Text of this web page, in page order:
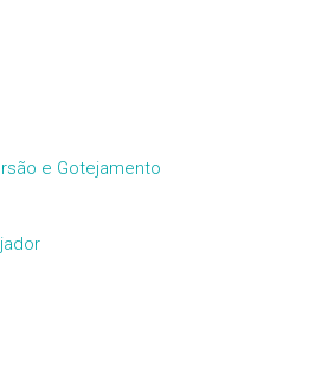
e Gotejamento